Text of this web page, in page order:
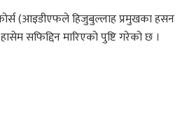
(आइडीएफले हिजुबुल्लाह प्रमुखका हसन
सफिद्दिन मारिएको पुष्टि गरेको छ ।